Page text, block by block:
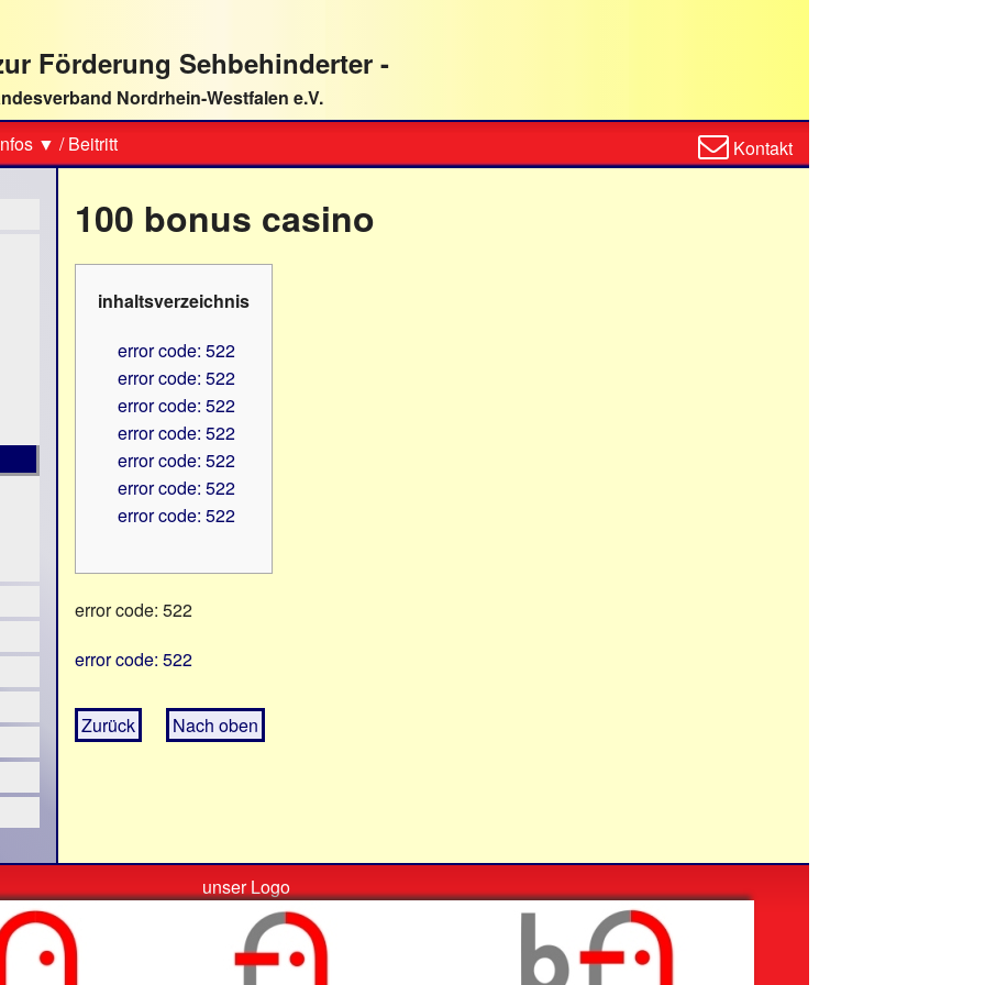
Förderung Sehbehinderter -
Nordrhein-Westfalen e.V.
▼ /Beitritt
Kontaktformular
Kontakt
100 bonus casino
inhaltsverzeichnis
error code: 522
error code: 522
error code: 522
error code: 522
error code: 522
error code: 522
error code: 522
error code: 522
error code: 522
Zurück Nach oben
unser Logo